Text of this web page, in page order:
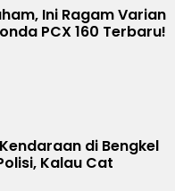
Ini Ragam Varian
PCX 160 Terbaru!
di Bengkel
Kalau Cat